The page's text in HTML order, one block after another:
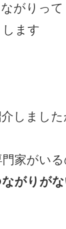
がりって
ます
しました
家がいる
がりが